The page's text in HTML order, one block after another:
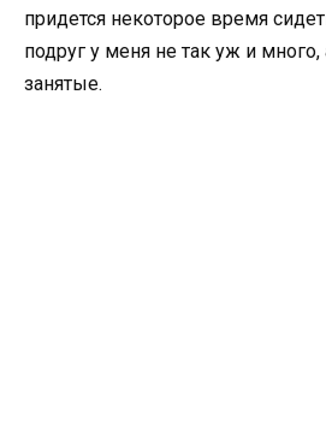
придется некоторое время
подруг у меня не так уж и
занятые.